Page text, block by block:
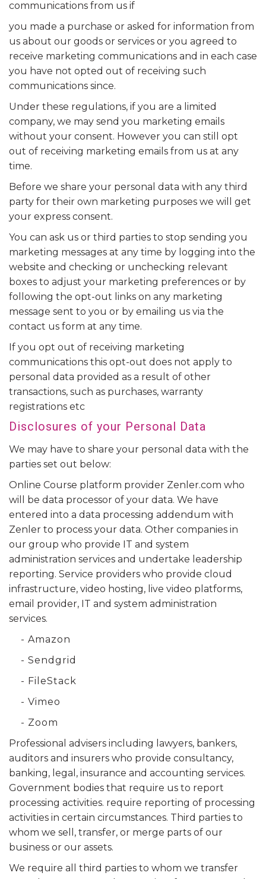
communications from us if
you made a purchase or asked for information from
us about our goods or services or you agreed to
receive marketing communications and in each case
you have not opted out of receiving such
communications since.
Under these regulations, if you are a limited
company, we may send you marketing emails
without your consent. However you can still opt
out of receiving marketing emails from us at any
time.
Before we share your personal data with any third
party for their own marketing purposes we will get
your express consent.
You can ask us or third parties to stop sending you
marketing messages at any time by logging into the
website and checking or unchecking relevant
boxes to adjust your marketing preferences or by
following the opt-out links on any marketing
message sent to you or by emailing us via the
contact us form at any time.
If you opt out of receiving marketing
communications this opt-out does not apply to
personal data provided as a result of other
transactions, such as purchases, warranty
registrations etc
Disclosures of your Personal Data
We may have to share your personal data with the
parties set out below:
Online Course platform provider Zenler.com who
will be data processor of your data. We have
entered into a data processing addendum with
Zenler to process your data. Other companies in
our group who provide IT and system
administration services and undertake leadership
reporting. Service providers who provide cloud
infrastructure, video hosting, live video platforms,
email provider, IT and system administration
services.
- Amazon
- Sendgrid
- FileStack
- Vimeo
- Zoom
Professional advisers including lawyers, bankers,
auditors and insurers who provide consultancy,
banking, legal, insurance and accounting services.
Government bodies that require us to report
processing activities. require reporting of processing
activities in certain circumstances. Third parties to
whom we sell, transfer, or merge parts of our
business or our assets.
We require all third parties to whom we transfer